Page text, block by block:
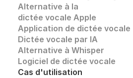
Alternative à la
dictée vocale Apple
Application de dictée vocale
Dictée vocale par IA
Alternative à Whisper
Logiciel de dictée vocale
Cas d'utilisation